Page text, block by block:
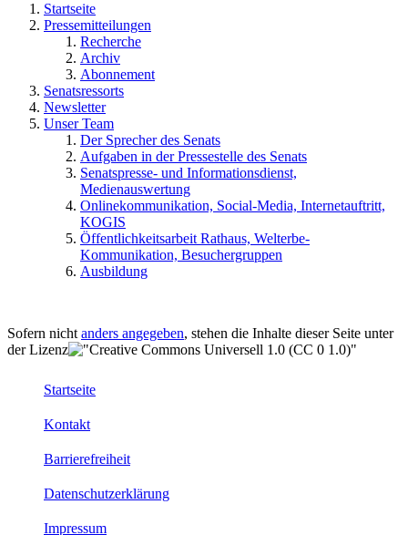
Startseite
Pressemitteilungen
Recherche
Archiv
Abonnement
Senatsressorts
Newsletter
Unser Team
Der Sprecher des Senats
Aufgaben in der Pressestelle des Senats
Senatspresse- und Informationsdienst,
Medienauswertung
Onlinekommunikation, Social-Media, Internetauftritt,
KOGIS
Öffentlichkeitsarbeit Rathaus, Welterbe-
Kommunikation, Besuchergruppen
Ausbildung
Sofern nicht anders angegeben, stehen die Inhalte dieser Seite unter
der Lizenz
Startseite
Kontakt
Barrierefreiheit
Datenschutzerklärung
Impressum